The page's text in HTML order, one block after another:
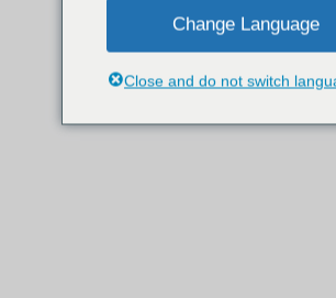
Change Language
Close and do not switch